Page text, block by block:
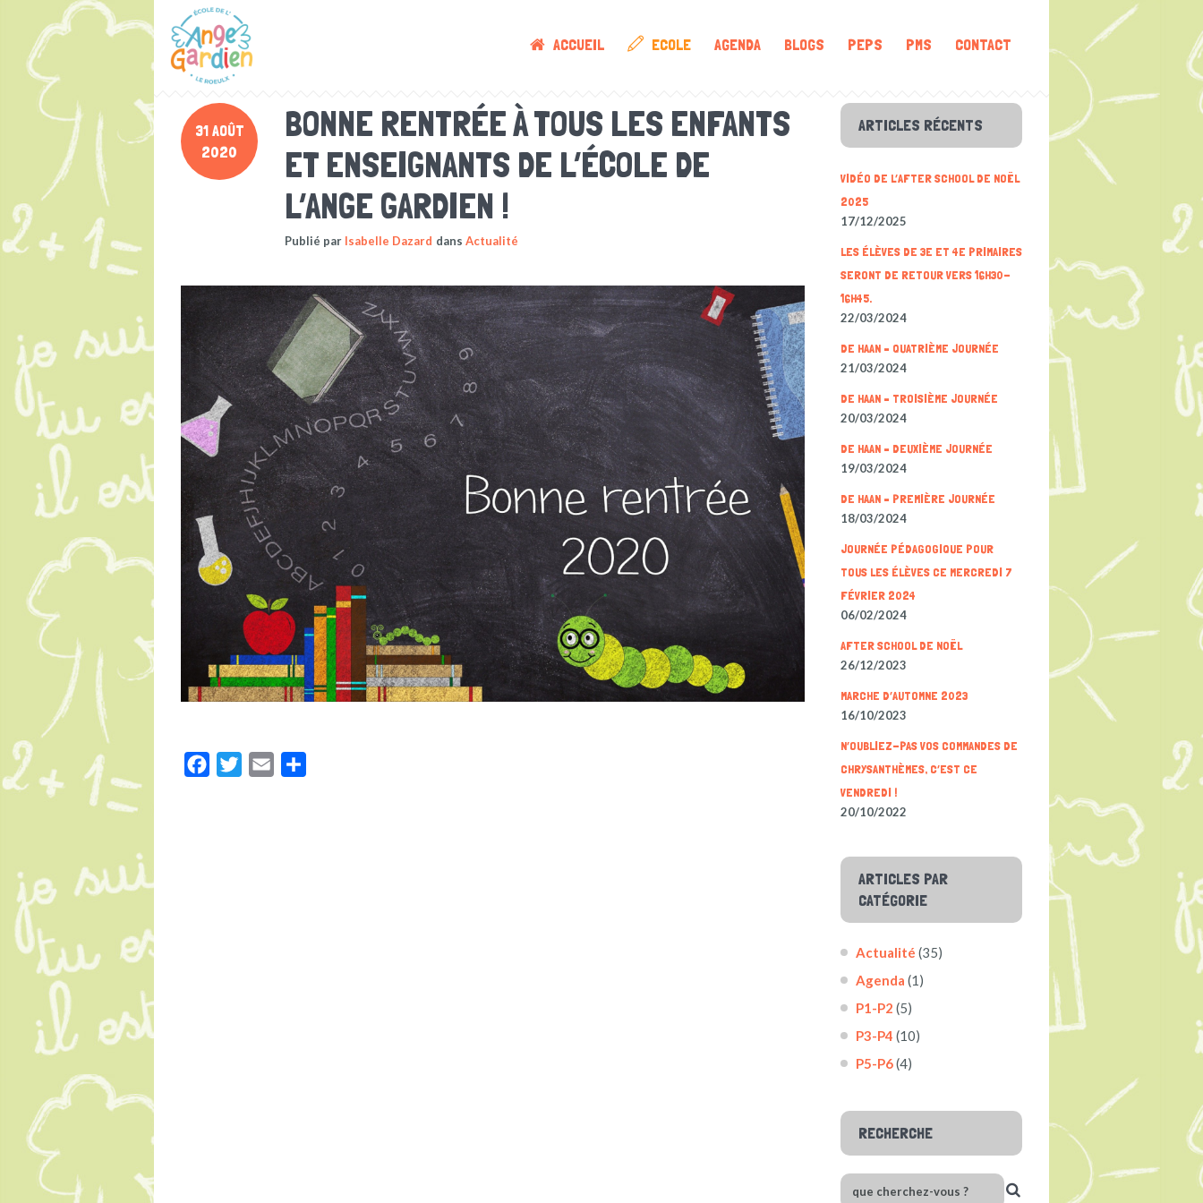
ACCUEIL ECOLE AGENDA BLOGS PEPS PMS CONTACT
31 AOÛT
2020
BONNE RENTRÉE À TOUS LES ENFANTS
ET ENSEIGNANTS DE L’ÉCOLE DE
L’ANGE GARDIEN !
Publié par Isabelle Dazard dans Actualité
FacebookTwitterEmail
ARTICLES RÉCENTS
VIDÉO DE L’AFTER SCHOOL DE NOËL
2025
17/12/2025
LES ÉLÈVES DE 3E ET 4E PRIMAIRES
SERONT DE RETOUR VERS 16H30-
16H45.
22/03/2024
DE HAAN – QUATRIÈME JOURNÉE
21/03/2024
DE HAAN – TROISIÈME JOURNÉE
20/03/2024
DE HAAN – DEUXIÈME JOURNÉE
19/03/2024
DE HAAN – PREMIÈRE JOURNÉE
18/03/2024
JOURNÉE PÉDAGOGIQUE POUR
TOUS LES ÉLÈVES CE MERCREDI 7
FÉVRIER 2024
06/02/2024
AFTER SCHOOL DE NOËL
26/12/2023
MARCHE D’AUTOMNE 2023
16/10/2023
N’OUBLIEZ-PAS VOS COMMANDES DE
CHRYSANTHÈMES, C’EST CE
VENDREDI !
20/10/2022
ARTICLES PAR
CATÉGORIE
Actualité (35)
Agenda (1)
P1-P2 (5)
P3-P4 (10)
P5-P6(4)
RECHERCHE